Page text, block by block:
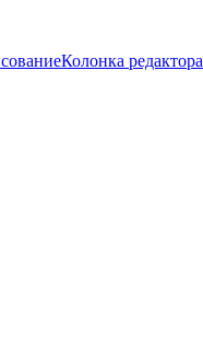
Колонка редактора